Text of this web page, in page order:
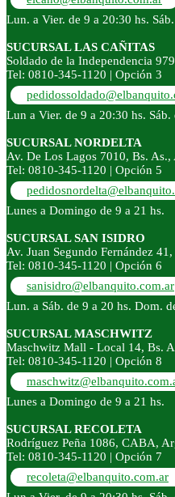
Lun. a Vier. de 9 a 20:30 hs.
SUCURSAL LAS CAÑITAS
Soldado de la Independencia
Tel: 0810-345-1120 | Opción 3
Lun a Vier. de 9 a 20:30 hs. Sáb.
SUCURSAL NORDELTA
Av. De Los Lagos 7010, Bs. As.,
Tel: 0810-345-1120 | Opción 5
Lunes a Domingo de 9 a 21 hs.
SUCURSAL SAN ISIDRO
Av. Juan Segundo Fernández
Tel: 0810-345-1120 | Opción 6
sanisidro@elbanquito.com.ar
Lun. a Sáb. de 9 a 20 hs. Dom.
SUCURSAL MASCHWITZ
Maschwitz Mall - Local 14, Bs.
Tel: 0810-345-1120 | Opción 8
Lunes a Domingo de 9 a 21 hs.
SUCURSAL RECOLETA
Rodríguez Peña 1086, CABA,
Tel: 0810-345-1120 | Opción 7
recoleta@elbanquito.com.ar